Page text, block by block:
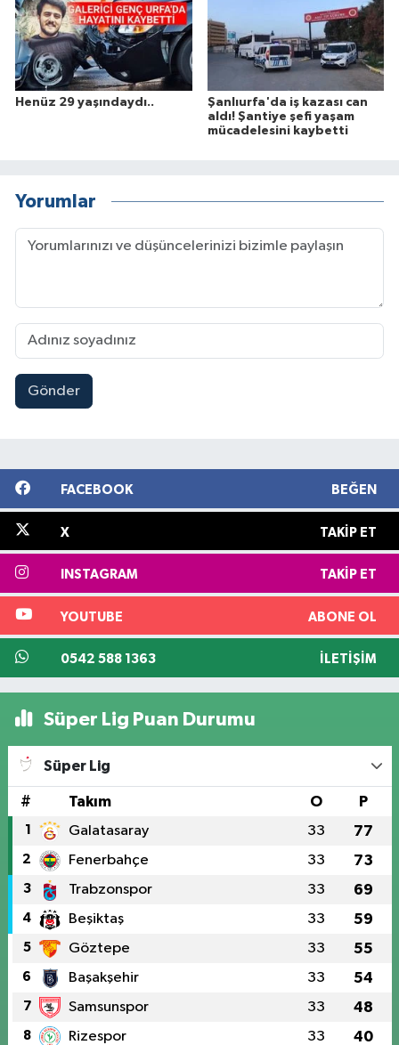
Henüz 29 yaşındaydı..
Şanlıurfa'da iş kazası can
aldı! Şantiye şefi yaşam
mücadelesini kaybetti
Yorumlar
Gönder
FACEBOOK BEĞEN
X TAKIP ET
INSTAGRAM TAKIP ET
YOUTUBE ABONE OL
0542 588 1363 İLETIŞIM
Süper Lig Puan Durumu
Süper Lig
# Takım O P
1 Galatasaray 33 77
2 Fenerbahçe 33 73
3 Trabzonspor 33 69
4 Beşiktaş 33 59
5 Göztepe 33 55
6 Başakşehir 33 54
7 Samsunspor 33 48
8 Rizespor 33 40